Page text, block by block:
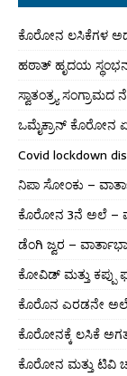
ಕೊರೋನ ಲಸಿಕೆಗಳ
ಹಠಾತ್ ಹೃದಯ
ಸ್ವಾತಂತ್ರ್ಯ ಸಂಗ್ರಾಮದ
ಒಮೈಕ್ರಾನ್ ಕೊರೋನ
Covid lockdown
ನಿಪಾ ಸೋಂಕು –
ಕೊರೋನ 3ನೆ ಅಲೆ –
ಡೆಂಗಿ ಜ್ವರ –
ಕೋವಿಡ್ ಮತ್ತು ಕಪ್ಪು
ಕೊರೊನ ಎರಡನೇ ಅಲೆ
ಕೊರೋನಕ್ಕೆ ಲಸಿಕೆ
ಕೊರೋನ ಮತ್ತು ಟಿವಿ